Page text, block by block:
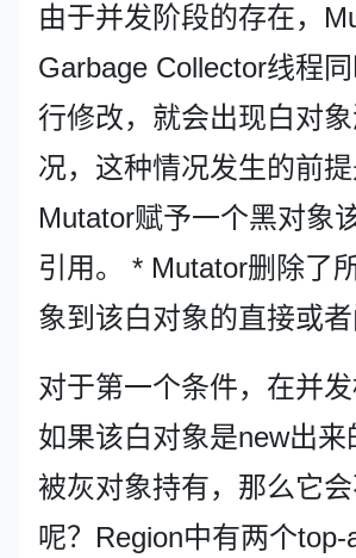
由于并发阶段的存在，
Garbage Collector线程
行修改，就会出现白对
况，这种情况发生的前
Mutator赋予一个黑对象
引用。 * Mutator删除了
象到该白对象的直接或者
对于第一个条件，在并发
如果该白对象是new出来
被灰对象持有，那么它
呢？Region中有两个top-